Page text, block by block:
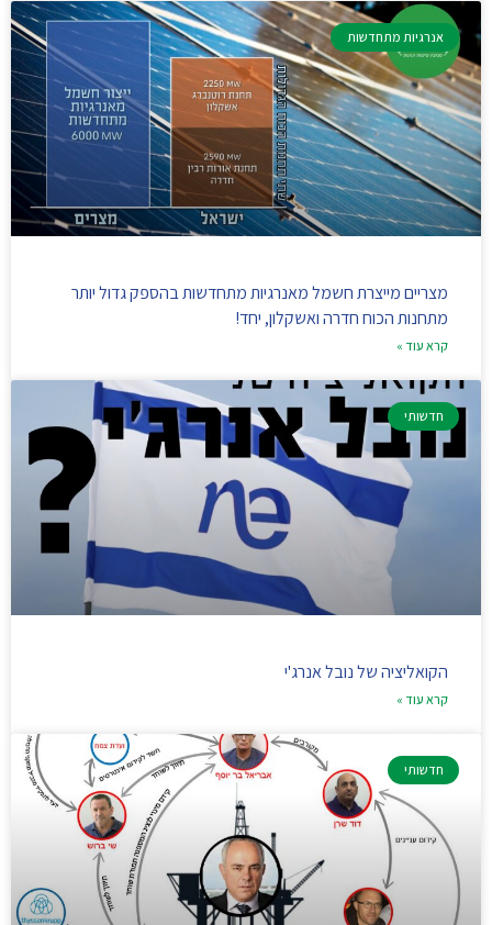
אנרגיות מתחדשות
מצריים מייצרת חשמל מאנרגיות מתחדשות בהספק גדול יותר
מתחנות הכוח חדרה ואשקלון, יחד!
קרא עוד »
חדשותי
הקואליציה של נובל אנרג'י
קרא עוד »
חדשותי